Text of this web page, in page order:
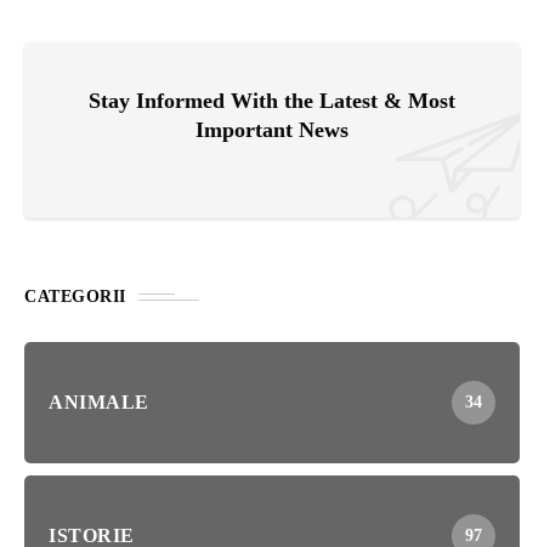
Stay Informed With the Latest & Most
Important News
CATEGORII
ANIMALE 34
ISTORIE 97